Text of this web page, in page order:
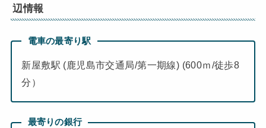
辺情報
電車の最寄り駅
新屋敷駅 (鹿児島市交通局/第一期線) (600ｍ/徒歩8
分）
最寄りの銀行